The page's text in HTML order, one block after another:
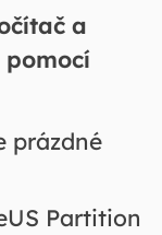
a
prázdné
Partition